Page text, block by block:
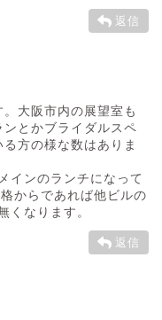
返信
大阪市内の展望室も
とかブライダルスペ
方の様な数はありま
インのランチになって
からであれば他ビルの
くなります。
返信